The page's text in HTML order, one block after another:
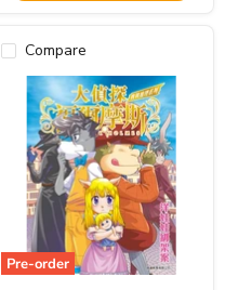
Compare
Pre-order